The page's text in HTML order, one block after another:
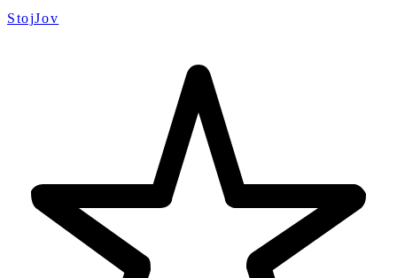
StojJov